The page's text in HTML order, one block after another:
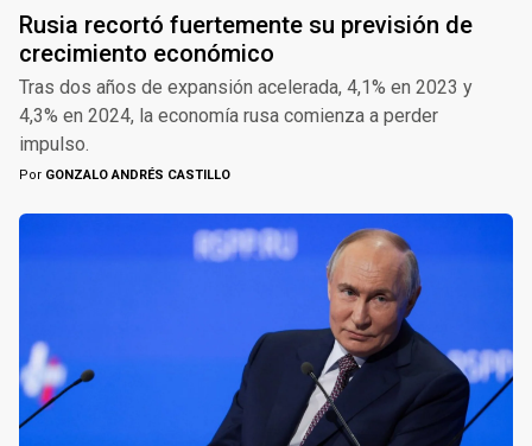
Rusia recortó fuertemente su previsión de
crecimiento económico
Tras dos años de expansión acelerada, 4,1% en 2023 y
4,3% en 2024, la economía rusa comienza a perder
impulso.
Por GONZALO ANDRÉS CASTILLO